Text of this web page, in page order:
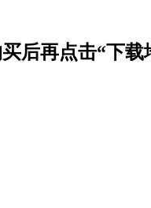
后再点击“下载